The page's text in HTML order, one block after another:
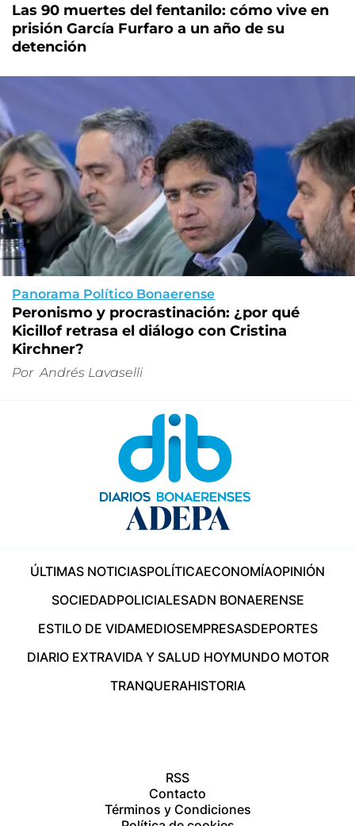
Las 90 muertes del fentanilo: cómo vive en
prisión García Furfaro a un año de su
detención
Panorama Político Bonaerense
Peronismo y procrastinación: ¿por qué
Kicillof retrasa el diálogo con Cristina
Kirchner?
Por Andrés Lavaselli
ÚLTIMAS NOTICIASPOLÍTICAECONOMÍAOPINIÓN
SOCIEDADPOLICIALESADN BONAERENSE
ESTILO DE VIDAMEDIOSEMPRESASDEPORTES
DIARIO EXTRAVIDA Y SALUD HOYMUNDO MOTOR
TRANQUERAHISTORIA
RSS
Contacto
Términos y Condiciones